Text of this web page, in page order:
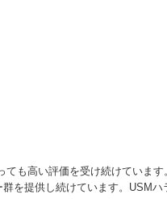
も高い評価を受け続けています
を提供し続けています。USMハ